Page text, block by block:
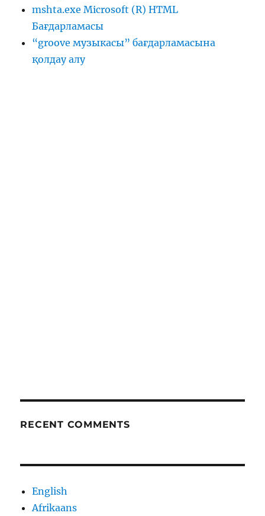
mshta.exe Microsoft (R) HTML
Бағдарламасы
“groove музыкасы” бағдарламасына
қолдау алу
RECENT COMMENTS
English
Afrikaans